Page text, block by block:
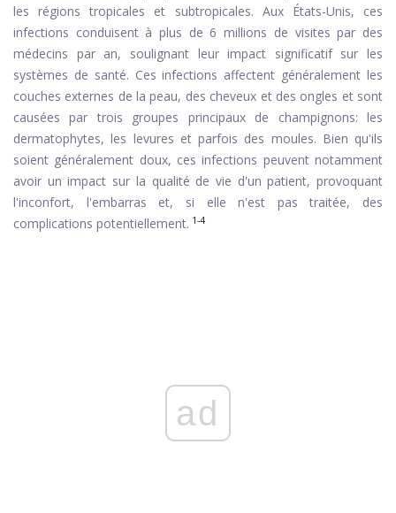
les régions tropicales et subtropicales. Aux États-Unis, ces
infections conduisent à plus de 6 millions de visites par des
médecins par an, soulignant leur impact significatif sur les
systèmes de santé. Ces infections affectent généralement les
couches externes de la peau, des cheveux et des ongles et sont
causées par trois groupes principaux de champignons: les
dermatophytes, les levures et parfois des moules. Bien qu'ils
soient généralement doux, ces infections peuvent notamment
avoir un impact sur la qualité de vie d'un patient, provoquant
l'inconfort, l'embarras et, si elle n'est pas traitée, des
complications potentiellement. 1-4
ad